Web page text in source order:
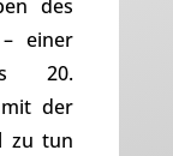
des
einer
20.
der
zu tun